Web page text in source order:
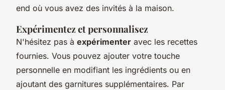
end où vous avez des invités à la maison.
Expérimentez et personnalisez
N'hésitez pas à expérimenter avec les recettes
fournies. Vous pouvez ajouter votre touche
personnelle en modifiant les ingrédients ou en
ajoutant des garnitures supplémentaires. Par